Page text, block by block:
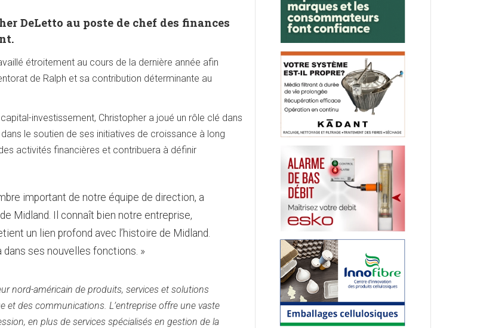
DeLetto au poste de chef des finances
étroitement au cours de la dernière année afin
de Ralph et sa contribution déterminante au
investissement, Christopher a joué un rôle clé dans
le soutien de ses initiatives de croissance à long
activités financières et contribuera à définir
important de notre équipe de direction, a
Midland. Il connaît bien notre entreprise,
un lien profond avec l’histoire de Midland.
dans ses nouvelles fonctions. »
nord-américain de produits, services et solutions
et des communications. L’entreprise offre une vaste
en plus de services spécialisés en gestion de la